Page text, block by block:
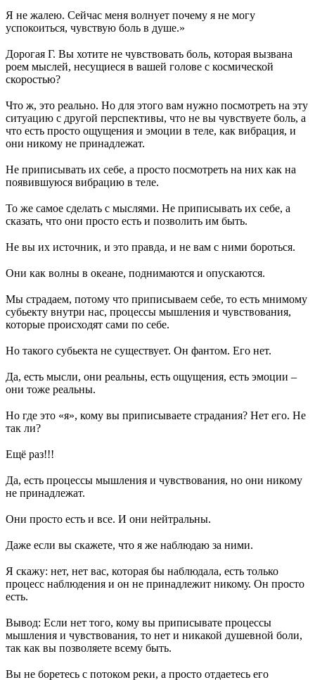
Я не жалею. Сейчас меня волнует почему я не могу
успокоиться, чувствую боль в душе.»
Дорогая Г. Вы хотите не чувствовать боль, которая вызвана
роем мыслей, несущиеся в вашей голове с космической
скоростью?
Что ж, это реально. Но для этого вам нужно посмотреть на эту
ситуацию с другой перспективы, что не вы чувствуете боль, а
что есть просто ощущения и эмоции в теле, как вибрация, и
они никому не принадлежат.
Не приписывать их себе, а просто посмотреть на них как на
появившуюся вибрацию в теле.
То же самое сделать с мыслями. Не приписывать их себе, а
сказать, что они просто есть и позволить им быть.
Не вы их источник, и это правда, и не вам с ними бороться.
Они как волны в океане, поднимаются и опускаются.
Мы страдаем, потому что приписываем себе, то есть мнимому
субьекту внутри нас, процессы мышления и чувствования,
которые происходят сами по себе.
Но такого субьекта не существует. Он фантом. Его нет.
Да, есть мысли, они реальны, есть ощущения, есть эмоции –
они тоже реальны.
Но где это «я», кому вы приписываете страдания? Нет его. Не
так ли?
Ещё раз!!!
Да, есть процессы мышления и чувствования, но они никому
не принадлежат.
Они просто есть и все. И они нейтральны.
Даже если вы скажете, что я же наблюдаю за ними.
Я скажу: нет, нет вас, которая бы наблюдала, есть только
процесс наблюдения и он не принадлежит никому. Он просто
есть.
Вывод: Если нет того, кому вы приписывате процессы
мышления и чувствования, то нет и никакой душевной боли,
так как вы позволяете всему быть.
Вы не боретесь с потоком реки, а просто отдаетесь его